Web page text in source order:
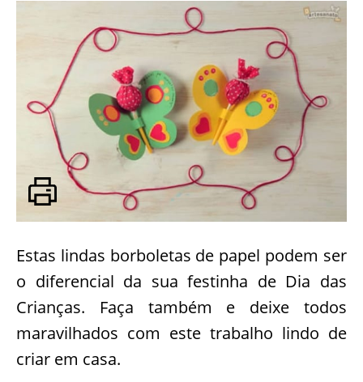
Estas lindas borboletas de papel podem ser
o diferencial da sua festinha de Dia das
Crianças. Faça também e deixe todos
maravilhados com este trabalho lindo de
criar em casa.